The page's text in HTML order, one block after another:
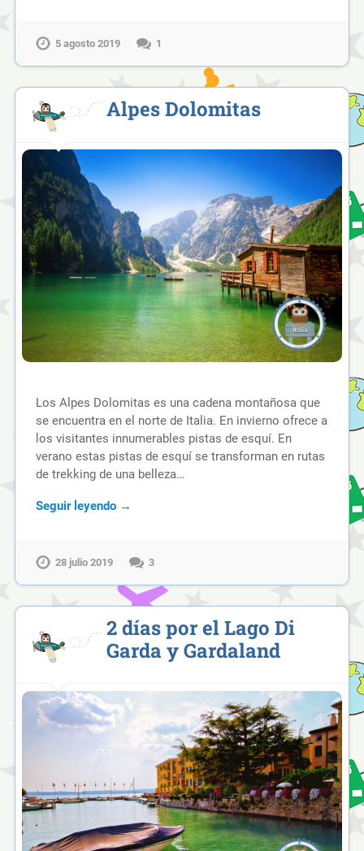
5 agosto 2019 1
Alpes Dolomitas
Los Alpes Dolomitas es una cadena montañosa que
se encuentra en el norte de Italia. En invierno ofrece a
los visitantes innumerables pistas de esquí. En
verano estas pistas de esquí se transforman en rutas
de trekking de una belleza…
Seguir leyendo →
28 julio 2019 3
2 días por el Lago Di
Garda y Gardaland